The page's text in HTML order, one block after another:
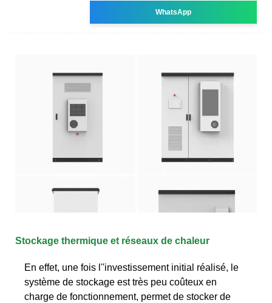
WhatsApp
Stockage thermique et réseaux de chaleur
En effet, une fois l''investissement initial réalisé, le
système de stockage est très peu coûteux en
charge de fonctionnement, permet de stocker de